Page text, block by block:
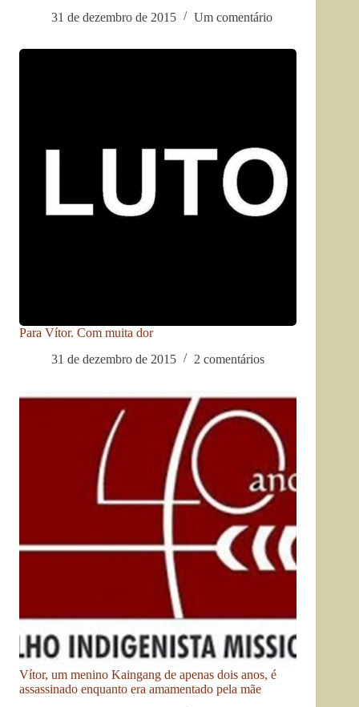
31 de dezembro de 2015
Um comentário
Para Vítor. Com muita dor
31 de dezembro de 2015
2 comentários
Vítor, um menino Kaingang de apenas dois anos, é
assassinado enquanto era amamentado pela mãe